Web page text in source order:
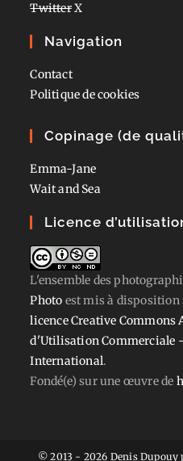
TwitterX
Navigation
Contact
Politique de cookies
Copinage (de
Emma-Jane
Wait and Sea
Licence
L'ensemble des
Photo est mis à disposition
licence Creative
d'Utilisation Commerciale
International.
Fondé(e) sur une œuvre de
© 2013 - 2026 Denis Dupouy